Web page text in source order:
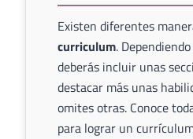
Existen diferentes
curriculum.
deberás incluir unas
destacar más unas
omites otras. Conoce
para lograr un